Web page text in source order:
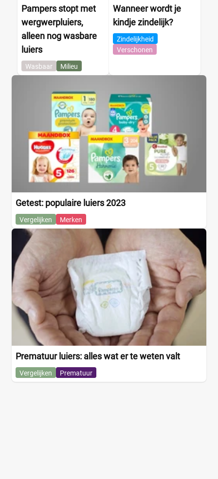
Pampers stopt met
wergwerpluiers,
alleen nog wasbare
luiers
Wasbaar Milieu
Wanneer wordt je
kindje zindelijk?
Zindelijkheid
Verschonen
Getest: populaire luiers 2023
Vergelijken Merken
Prematuur luiers: alles wat er te weten valt
Vergelijken Prematuur